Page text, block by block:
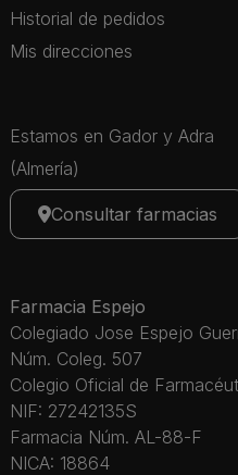
Historial de pedidos
Mis direcciones
Estamos en Gador y Adra
(Almería)
Consultar farmacias
Farmacia Espejo
Colegiado Jose Espejo
Núm. Coleg. 507
Colegio Oficial de
NIF: 27242135S
Farmacia Núm. AL-88-F
NICA: 18864